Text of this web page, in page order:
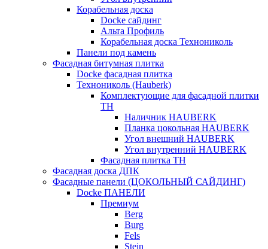
Корабельная доска
Docke сайдинг
Альта Профиль
Корабельная доска Технониколь
Панели под камень
Фасадная битумная плитка
Docke фасадная плитка
Технониколь (Hauberk)
Комплектующие для фасадной плитки
ТН
Наличник HAUBERK
Планка цокольная HAUBERK
Угол внешний HAUBERK
Угол внутренний HAUBERK
Фасадная плитка ТН
Фасадная доска ДПК
Фасадные панели (ЦОКОЛЬНЫЙ САЙДИНГ)
Docke ПАНЕЛИ
Премиум
Berg
Burg
Fels
Stein